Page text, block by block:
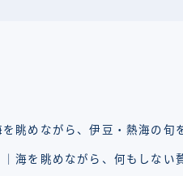
眺めながら、伊豆・熱海の旬
海を眺めながら、何もしない